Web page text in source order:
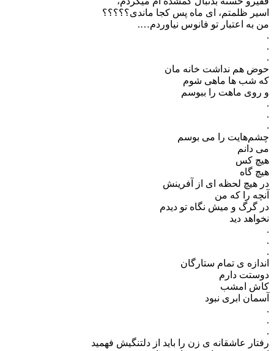
اسیر ظلمتم، ای ماه پس کجا ماندی؟؟؟؟؟
من به اعتبار تو فانوس نیاوردم….
.
.
.
حوض هم نداشت خانه مان
که شب ها ماهی شوم
و روی ماهت را ببوسم
.
.
.
چشم‌هایت را می بوسم
می دانم
هیچ کس
هیچ گاه
در هیچ لحظه ای از آفرینش
آنچه را که من
در گرگ و میش نگاه تو دیدم
نخواهد دید
.
.
.
اندازه ی تمام ستارگان
دوستت دارم
کاش امشب
آسمان ابری نبود
.
.
.
رفتار عاشقانه ی زن را باید از دلتنگیش فهمید